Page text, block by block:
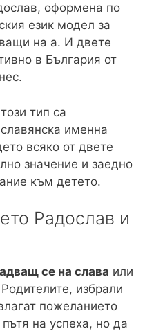
оформена по
език модел за
на а. И двете
в България от
тип са
именна
всяко от двете
значение и заедно
към детето.
Радослав и
се на слава или
избрали
пожеланието
на успеха, но да